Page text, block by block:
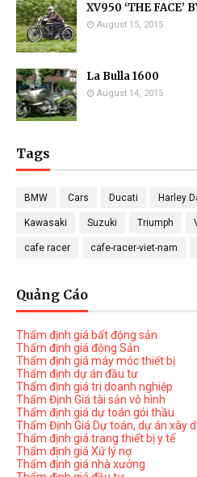
XV950 ‘THE FACE’
August 15, 2015
La Bulla 1600
August 14, 2015
Tags
BMW Cars Ducati Harley
Kawasaki Suzuki Triumph
cafe racer cafe-racer-viet-nam
Quảng Cáo
Thẩm định giá bất động sản
Thẩm định giá động Sản
Thẩm định giá máy móc thiết bị
Thẩm định dự án đầu tư
Thẩm định giá tri doanh nghiệp
Thẩm Định Giá tài sản vô hình
Thẩm định giá dự toán gói thầu
Thẩm Định Giá Dự toán, dự án xây
Thẩm định giá trang thiết bị y tế
Thẩm định giá Xử lý nợ
Thẩm định giá nhà xưởng